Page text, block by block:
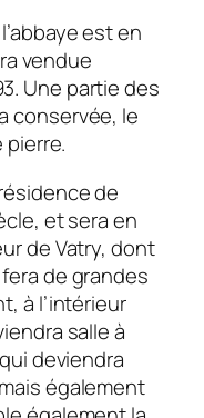
est en
vendue
Une partie des
conservée, le
pierre.
de
et sera en
de Vatry, dont
de grandes
à l’intérieur
salle à
deviendra
également